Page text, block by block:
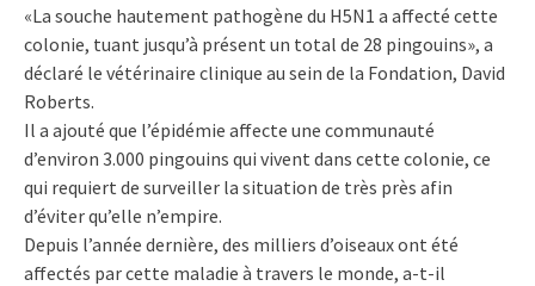
«La souche hautement pathogène du H5N1 a affecté cette
colonie, tuant jusqu’à présent un total de 28 pingouins», a
déclaré le vétérinaire clinique au sein de la Fondation, David
Roberts.
Il a ajouté que l’épidémie affecte une communauté
d’environ 3.000 pingouins qui vivent dans cette colonie, ce
qui requiert de surveiller la situation de très près afin
d’éviter qu’elle n’empire.
Depuis l’année dernière, des milliers d’oiseaux ont été
affectés par cette maladie à travers le monde, a-t-il